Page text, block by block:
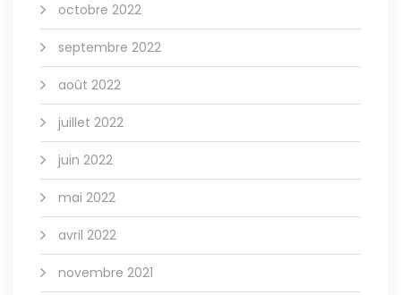
octobre 2022
septembre 2022
août 2022
juillet 2022
juin 2022
mai 2022
avril 2022
novembre 2021